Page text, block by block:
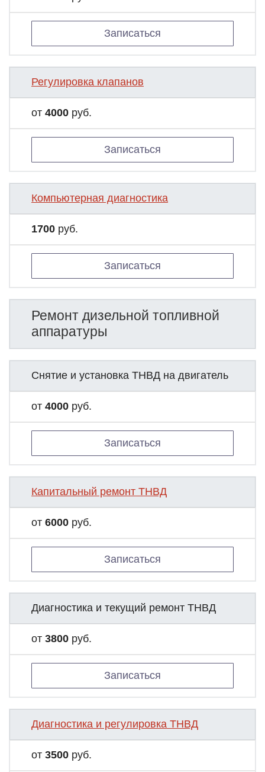
Записаться
Регулировка клапанов
от 4000 руб.
Записаться
Компьютерная диагностика
1700 руб.
Записаться
Ремонт дизельной топливной
аппаратуры
Снятие и установка ТНВД на двигатель
от 4000 руб.
Записаться
Капитальный ремонт ТНВД
от 6000 руб.
Записаться
Диагностика и текущий ремонт ТНВД
от 3800 руб.
Записаться
Диагностика и регулировка ТНВД
от 3500 руб.